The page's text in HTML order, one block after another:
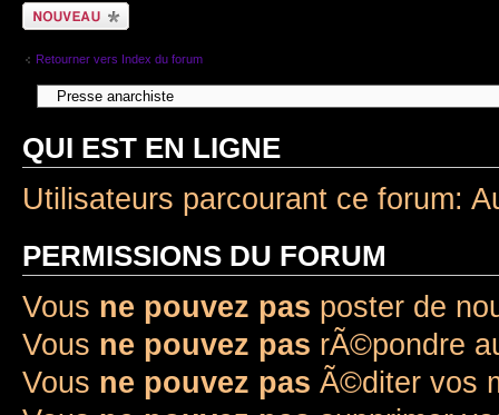
Ecrire un nouveau
sujet
Retourner vers Index du forum
QUI EST EN LIGNE
Utilisateurs parcourant ce forum:
PERMISSIONS DU FORUM
Vous ne pouvez pas poster de
Vous ne pouvez pas rÃ©pondre
Vous ne pouvez pas Ã©diter vos